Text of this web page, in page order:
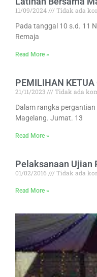
11/09/2024
Tidak ada
Pada tanggal 10 s.d. 11
Remaja
Read More »
PEMILIHAN
21/11/2023
Tidak ada
Dalam rangka pergantian
Magelang. Jumat. 13
Read More »
Pelaksanaan Ujian
01/02/2016 Tidak ada
Read More »